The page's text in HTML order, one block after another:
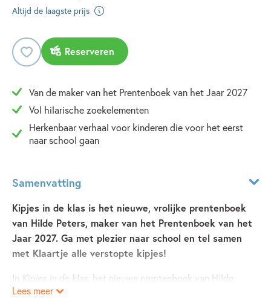
Altijd de laagste prijs
Reserveren
Van de maker van het Prentenboek van het Jaar 2027
Vol hilarische zoekelementen
Herkenbaar verhaal voor kinderen die voor het eerst
naar school gaan
Samenvatting
Kipjes in de klas is het nieuwe, vrolijke prentenboek
van Hilde Peters, maker van het Prentenboek van het
Jaar 2027. Ga met plezier naar school en tel samen
met Klaartje alle verstopte kipjes!
In Kipjes in de klas , het nieuwe prentenboek van Hilde
Peters, zijn Klaartje en papa zijn al vroeg uit de veren.
Lees meer